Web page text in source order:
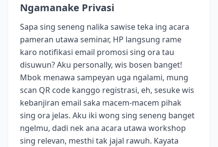
Ngamanake Privasi
Sapa sing seneng nalika sawise teka ing acara
pameran utawa seminar, HP langsung rame
karo notifikasi email promosi sing ora tau
disuwun? Aku personally, wis bosen banget!
Mbok menawa sampeyan uga ngalami, mung
scan QR code kanggo registrasi, eh, sesuke wis
kebanjiran email saka macem-macem pihak
sing ora jelas. Aku iki wong sing seneng banget
ngelmu, dadi nek ana acara utawa workshop
sing relevan, mesthi tak jajal rawuh. Kayata